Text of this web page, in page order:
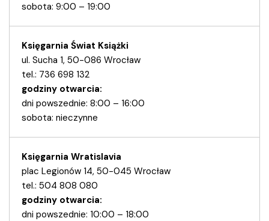
sobota: 9:00 – 19:00
Księgarnia Świat Książki
ul. Sucha 1, 50-086 Wrocław
tel.: 736 698 132
godziny otwarcia:
dni powszednie: 8:00 – 16:00
sobota: nieczynne
Księgarnia Wratislavia
plac Legionów 14, 50-045 Wrocław
tel.: 504 808 080
godziny otwarcia:
dni powszednie: 10:00 – 18:00